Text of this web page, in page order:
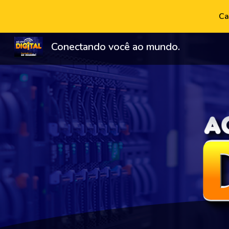
Conectando você ao mundo.